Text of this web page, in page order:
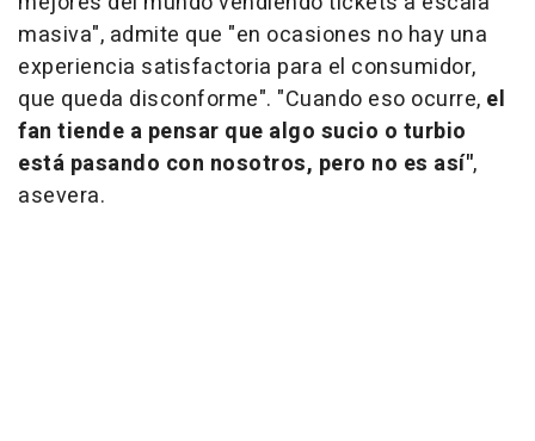
masiva", admite que "en ocasiones no hay una
experiencia satisfactoria para el consumidor,
que queda disconforme". "Cuando eso ocurre, el
fan tiende a pensar que algo sucio o turbio
está pasando con nosotros, pero no es así",
asevera.